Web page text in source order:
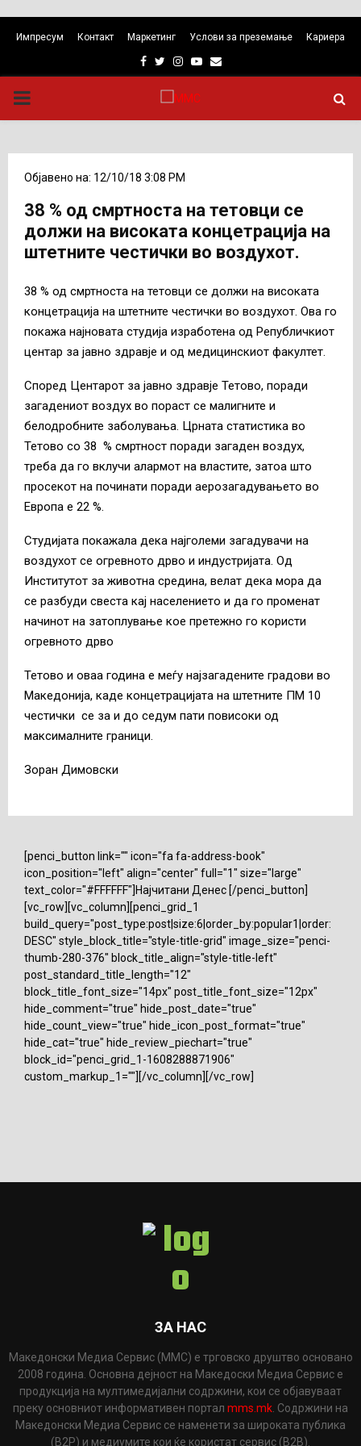
Импресум Контакт Маркетинг Услови за преземање Кариера
Facebook
TwitterInstagram
Youtube
Email
PRIMARY
Објавено на: 12/10/18 3:08 PM
38 % од смртноста на тетовци се
должи на високата концетрација на
штетните честички во воздухот.
38 % од смртноста на тетовци се должи на високата
концетрација на штетните честички во воздухот Ова го
покажа најновата студија изработена од Републичкиот
центар за јавно здравје и од медицинскиот факултет.
Според Центарот за јавно здравје Тетово, поради
загадениот воздух во пораст се малигните и
белодробните заболувања. Црната статистика во
Тетово со 38 % смртност поради загаден воздух,
треба да го вклучи алармот на властите, затоа што
просекот на починати поради аерозагадувањето во
Европа е 22 %.
Студијата покажала дека најголеми загадувачи на
воздухот се огревното дрво и индустријата. Од
Институтот за животна средина, велат дека мора да
се разбуди свеста кај населението и да го променат
начинот на затоплување кое претежно го користи
огревното дрво
Тетово и оваа година е меѓу најзагадените градови во
Македонија, каде концетрацијата на штетните ПМ 10
честички се за и до седум пати повисоки од
максималните граници.
Зоран Димовски
[penci_button link="" icon="fa fa-address-book"
icon_position="left" align="center" full="1" size="large"
text_color="#FFFFFF"]Најчитани Денес [/penci_button]
[vc_row][vc_column][penci_grid_1
build_query="post_type:post|size:6|order_by:popular1|order:
DESC" style_block_title="style-title-grid" image_size="penci-
thumb-280-376" block_title_align="style-title-left"
post_standard_title_length="12"
block_title_font_size="14px" post_title_font_size="12px"
hide_comment="true" hide_post_date="true"
hide_count_view="true" hide_icon_post_format="true"
hide_cat="true" hide_review_piechart="true"
block_id="penci_grid_1-1608288871906"
custom_markup_1=""][/vc_column][/vc_row]
ЗА НАС
Македонски Медиа Сервис (ММС) е трговско друштво основано
2008 година. Основна дејност на Македоски Медиа Сервис е
продукција на мултимедијални содржини, кои се објавуваат
преку основниот информативен портал mms.mk . Содржини на
Македонски Медиа Сервис се наменети за широката публика
(B2P) и медиумите кои ќе користат сервис (B2B).